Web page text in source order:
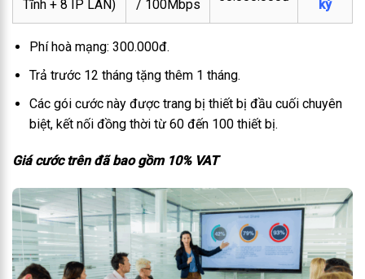
Tĩnh + 8 IP LAN)
/ 100Mbps
ký
Phí hoà mạng: 300.000đ.
Trả trước 12 tháng tặng thêm 1 tháng.
Các gói cước này được trang bị thiết bị đầu cuối chuyên
biệt, kết nối đồng thời từ 60 đến 100 thiết bị.
Giá cước trên đã bao gồm 10% VAT